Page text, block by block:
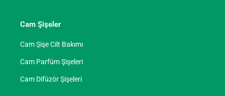
Cam Şişeler
Cam Şişe Cilt Bakımı
Cam Parfüm Şişeleri
Cam Difüzör Şişeleri